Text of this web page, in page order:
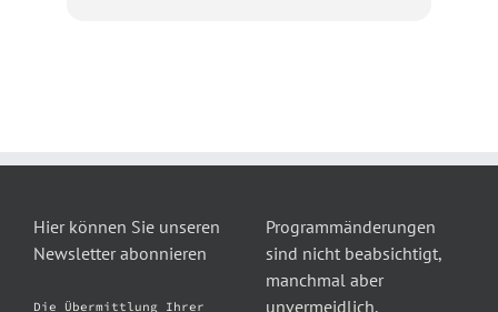
Hier können Sie unseren
Newsletter abonnieren
Die Übermittlung Ihrer
Programmänderungen
sind nicht beabsichtigt,
manchmal aber
unvermeidlich.